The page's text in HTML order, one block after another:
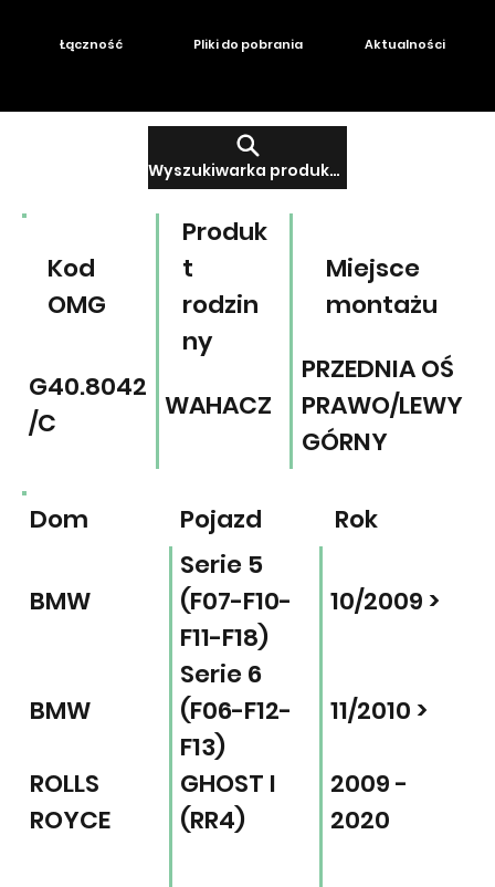
Wyszukiwarka produktów
Łączność Pliki do pobrania Aktualności
Miejsce
montażu
Produk
t
rodzin
ny
Kod
OMG
PRZEDNIA OŚ
PRAWO/LEWY
GÓRNY
WAHACZ
G40.8042
/C
Pojazd Rok
Dom
BMW
Serie 5
(F07-F10-
F11-F18)
10/2009 >
BMW
Serie 6
(F06-F12-
F13)
11/2010 >
ROLLS
ROYCE
GHOST I
(RR4)
2009 -
2020